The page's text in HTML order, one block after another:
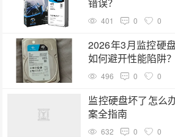
错误？
401 0 0
2026年3月监控硬
如何避开性能陷阱？
496 0 0
监控硬盘坏了怎么
案全指南
632 0 0